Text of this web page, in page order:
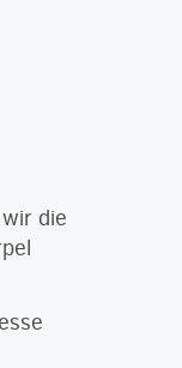
die